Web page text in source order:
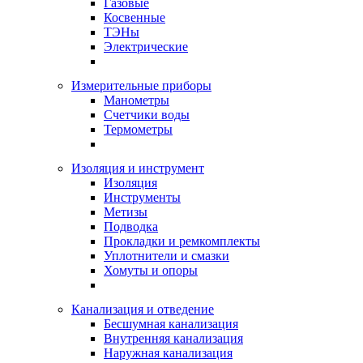
Газовые
Косвенные
ТЭНы
Электрические
Измерительные приборы
Манометры
Счетчики воды
Термометры
Изоляция и инструмент
Изоляция
Инструменты
Метизы
Подводка
Прокладки и ремкомплекты
Уплотнители и смазки
Хомуты и опоры
Канализация и отведение
Бесшумная канализация
Внутренняя канализация
Наружная канализация